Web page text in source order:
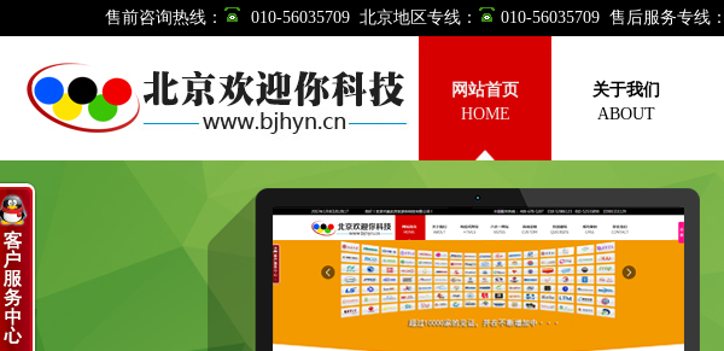
售前咨询热线： 010-56035709 北京地区专线： 010-56035709 售后服务专线：
网站首页
HOME
关于我们
ABOUT